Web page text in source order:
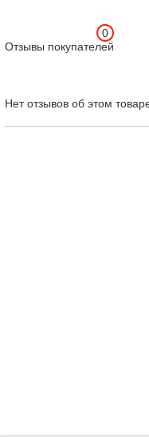
Отзывы покупателей
0
Нет отзывов об этом